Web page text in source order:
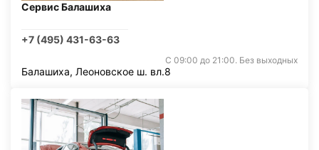
Сервис Балашиха
+7 (495) 431-63-63
С 09:00 до 21:00. Без выходных
Балашиха, Леоновское ш. вл.8